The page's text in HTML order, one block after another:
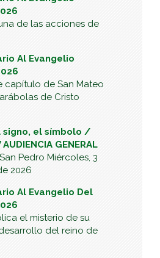
de las acciones de
Al Evangelio
capítulo de San Mateo
de Cristo
signo, el símbolo /
AUDIENCIA GENERAL
Pedro Miércoles, 3
2026
Al Evangelio Del
el misterio de su
del reino de